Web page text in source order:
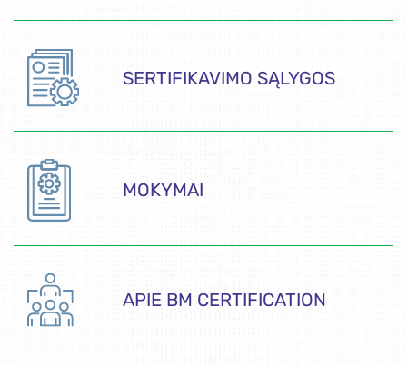
SERTIFIKAVIMO SĄLYGOS
MOKYMAI
APIE BM CERTIFICATION